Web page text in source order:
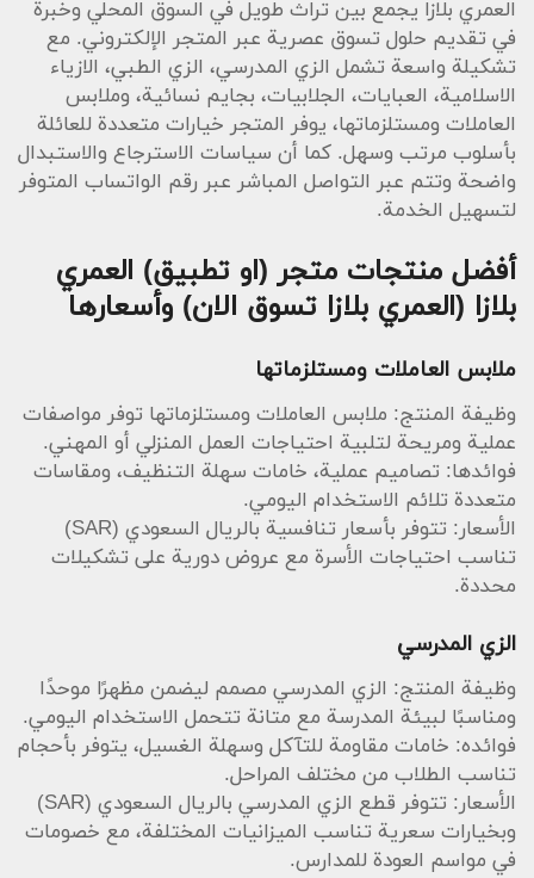
العمري بلازا يجمع بين تراث طويل في السوق المحلي وخبرة
في تقديم حلول تسوق عصرية عبر المتجر الإلكتروني. مع
تشكيلة واسعة تشمل الزي المدرسي، الزي الطبي، الازياء
الاسلامية، العبايات، الجلابيات، بجايم نسائية، وملابس
العاملات ومستلزماتها، يوفر المتجر خيارات متعددة للعائلة
بأسلوب مرتب وسهل. كما أن سياسات الاسترجاع والاستبدال
واضحة وتتم عبر التواصل المباشر عبر رقم الواتساب المتوفر
لتسهيل الخدمة.
أفضل منتجات متجر (او تطبيق) العمري
بلازا (العمري بلازا تسوق الان) وأسعارها
ملابس العاملات ومستلزماتها
وظيفة المنتج: ملابس العاملات ومستلزماتها توفر مواصفات
عملية ومريحة لتلبية احتياجات العمل المنزلي أو المهني.
فوائدها: تصاميم عملية، خامات سهلة التنظيف، ومقاسات
متعددة تلائم الاستخدام اليومي.
الأسعار: تتوفر بأسعار تنافسية بالريال السعودي (SAR)
تناسب احتياجات الأسرة مع عروض دورية على تشكيلات
محددة.
الزي المدرسي
وظيفة المنتج: الزي المدرسي مصمم ليضمن مظهرًا موحدًا
ومناسبًا لبيئة المدرسة مع متانة تتحمل الاستخدام اليومي.
فوائده: خامات مقاومة للتآكل وسهلة الغسيل، يتوفر بأحجام
تناسب الطلاب من مختلف المراحل.
الأسعار: تتوفر قطع الزي المدرسي بالريال السعودي (SAR)
وبخيارات سعرية تناسب الميزانيات المختلفة، مع خصومات
في مواسم العودة للمدارس.